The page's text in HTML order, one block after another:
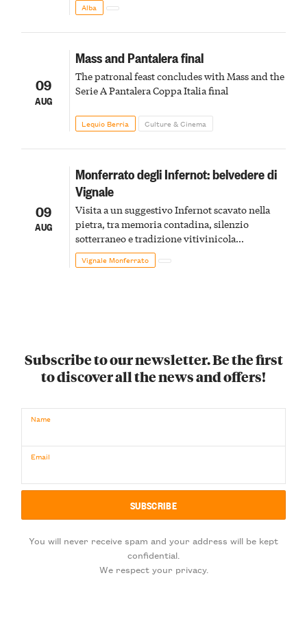
Alba
09
AUG
Mass and Pantalera final
The patronal feast concludes with Mass and the
Serie A Pantalera Coppa Italia final
Lequio Berria Culture & Cinema
09
AUG
Monferrato degli Infernot: belvedere di
Vignale
Visita a un suggestivo Infernot scavato nella
pietra, tra memoria contadina, silenzio
sotterraneo e tradizione vitivinicola
monferrina
Vignale Monferrato
Subscribe to our newsletter. Be the first
to discover all the news and offers!
Name
Email
You will never receive spam and your address will be kept
confidential.
We respect your privacy.